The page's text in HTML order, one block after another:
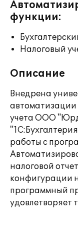
функции:
Налоговый
Описание
Внедрена
автоматизации
учета ООО
работы с
налоговой
конфигурации
программный
удовлетворяет